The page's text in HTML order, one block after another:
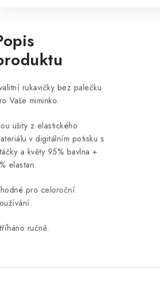
rukavičky bez palečku
Vaše miminko.
ušity z elastického
v digitálním potisku s
a květy 95% bavlna +
elastan.
pro celoroční
ručně.